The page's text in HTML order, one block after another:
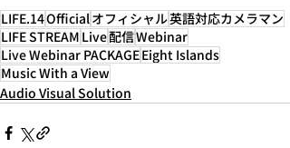
LIFE.14Official オフィシャル英語対応カメラマン
LIFE STREAM Live配信Webinar
Live Webinar ​PACKAGEEight Islands
Music With a View
Audio Visual Solution